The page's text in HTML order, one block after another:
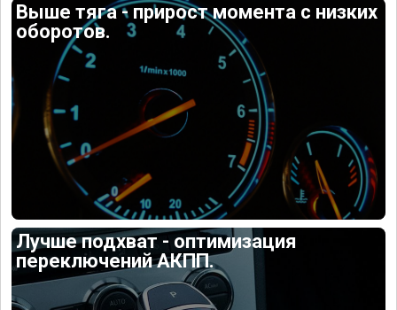
Выше тяга - прирост момента с низких
оборотов.
Лучше подхват - оптимизация
переключений АКПП.